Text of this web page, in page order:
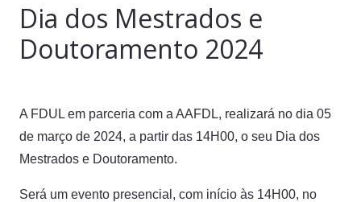
Dia dos Mestrados e
Doutoramento 2024
A FDUL em parceria com a AAFDL, realizará no dia 05
de março de 2024, a partir das 14H00, o seu Dia dos
Mestrados e Doutoramento.
Será um evento presencial, com início às 14H00, no